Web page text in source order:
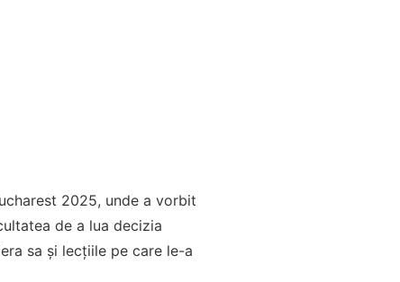
2025, unde a vorbit
de a lua decizia
sa și lecțiile pe care le-a